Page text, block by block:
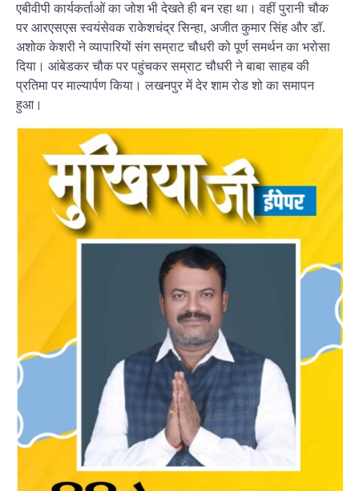
एबीवीपी कार्यकर्ताओं का जोश भी देखते ही बन रहा था। वहीं पुरानी चौक
पर आरएसएस स्वयंसेवक राकेशचंद्र सिन्हा, अजीत कुमार सिंह और डॉ.
अशोक केशरी ने व्यापारियों संग सम्राट चौधरी को पूर्ण समर्थन का भरोसा
दिया। आंबेडकर चौक पर पहुंचकर सम्राट चौधरी ने बाबा साहब की
प्रतिमा पर माल्यार्पण किया। लखनपुर में देर शाम रोड शो का समापन
हुआ।